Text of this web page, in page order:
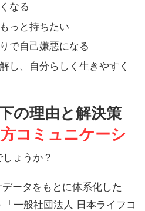
なる
っと持ちたい
で自己嫌悪になる
し、自分らしく生きやすく
の理由と解決策
コミュニケーシ
ょうか？
ータをもとに体系化した
「一般社団法人 日本ライフコ